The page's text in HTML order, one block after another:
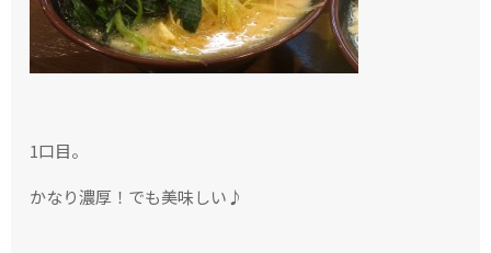
1口目。
かなり濃厚！でも美味しい♪